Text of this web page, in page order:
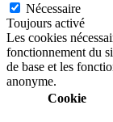
Nécessaire
Toujours activé
Les cookies
fonctionnement du
de base et les
anonyme.
Cookie